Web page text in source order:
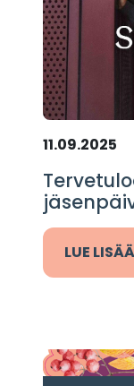
11.09.2025
LUE LISÄÄ